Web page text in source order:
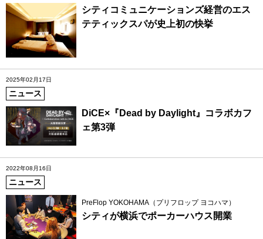
シティコミュニケーションズ経営のエス
テティックスパが史上初の快挙
2025年02月17日
ニュース
DiCE×『Dead by Daylight』コラボカフ
ェ第3弾
2022年08月16日
ニュース
PreFlop YOKOHAMA（プリフロップ ヨコハマ）
シティが横浜でポーカーハウス開業